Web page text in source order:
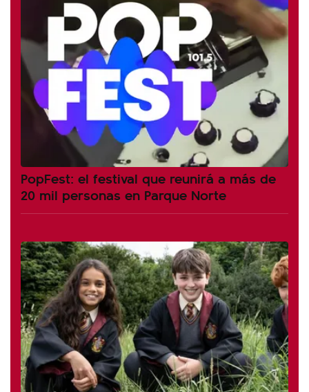
PopFest: el festival que reunirá a más de
20 mil personas en Parque Norte